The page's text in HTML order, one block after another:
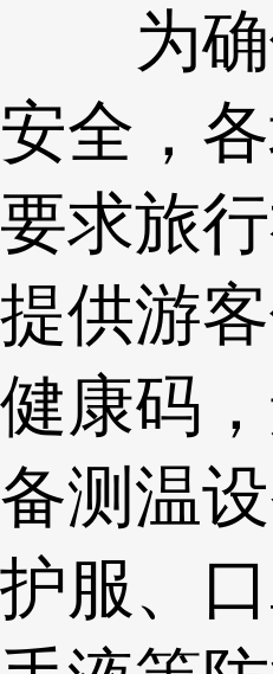
为确
安全，
要求旅
提供游客
健康码
备测温
护服、